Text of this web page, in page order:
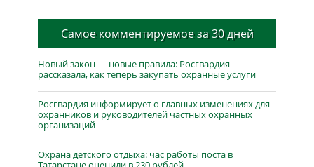
Самое комментируемое за 30 дней
Новый закон — новые правила: Росгвардия
рассказала, как теперь закупать охранные услуги
Росгвардия информирует о главных изменениях для
охранников и руководителей частных охранных
организаций
Охрана детского отдыха: час работы поста в